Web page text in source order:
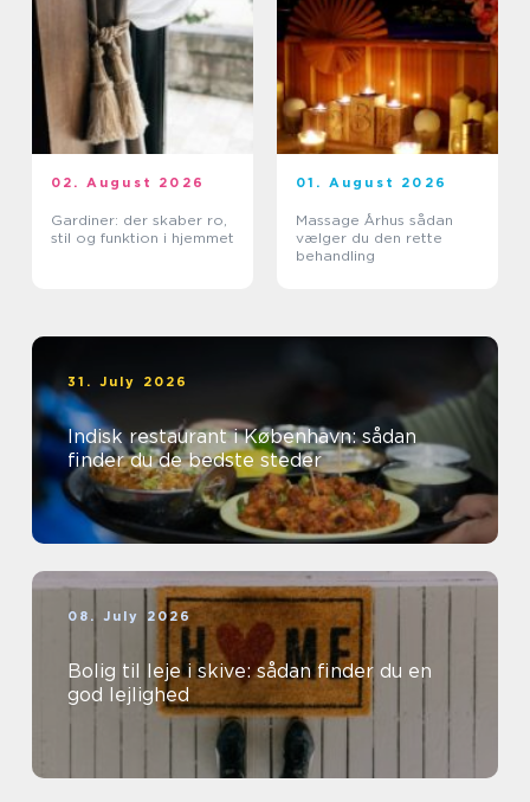
02. August 2026
Gardiner: der skaber ro,
stil og funktion i hjemmet
01. August 2026
Massage Århus sådan
vælger du den rette
behandling
31. July 2026
Indisk restaurant i København: sådan
finder du de bedste steder
08. July 2026
Bolig til leje i skive: sådan finder du en
god lejlighed